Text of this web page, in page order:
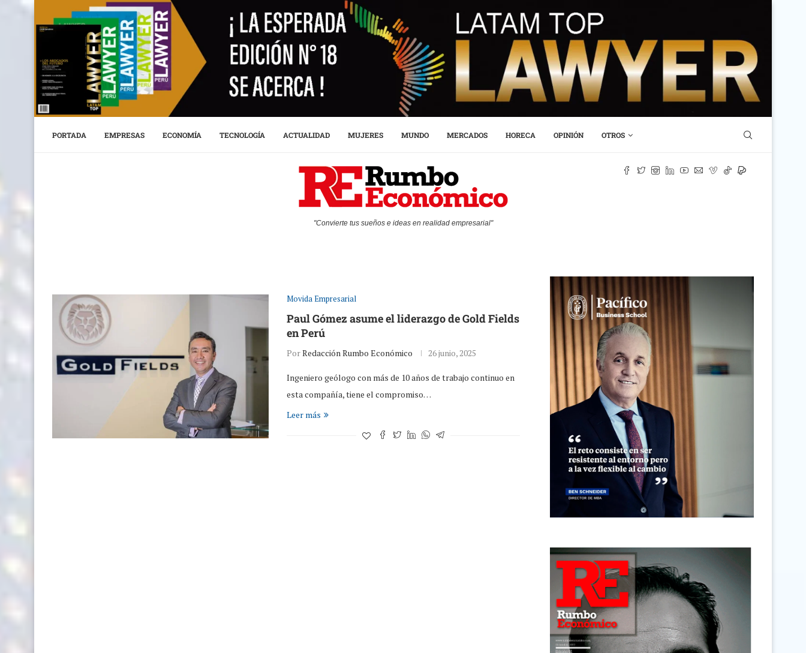
PORTADA EMPRESAS ECONOMÍA TECNOLOGÍA ACTUALIDAD MUJERES MUNDO MERCADOS HORECA OPINIÓN OTROS
"Convierte tus sueños e ideas en realidad empresarial"
Movida Empresarial
Paul Gómez asume el liderazgo de Gold Fields
en Perú
PorRedacción Rumbo Económico 26 junio, 2025
Ingeniero geólogo con más de 10 años de trabajo continuo en
esta compañía, tiene el compromiso…
Leer más